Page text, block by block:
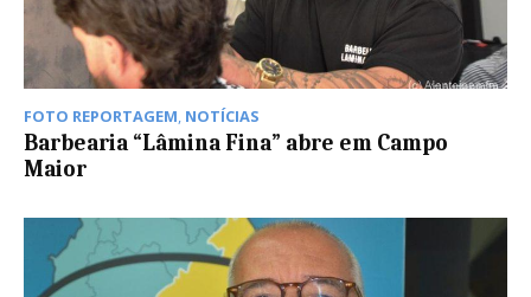
FOTO REPORTAGEM, NOTÍCIAS
Barbearia “Lâmina Fina” abre em Campo
Maior